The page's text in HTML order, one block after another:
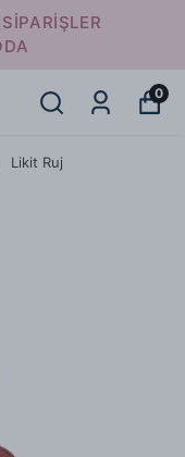
0
Likit Ruj